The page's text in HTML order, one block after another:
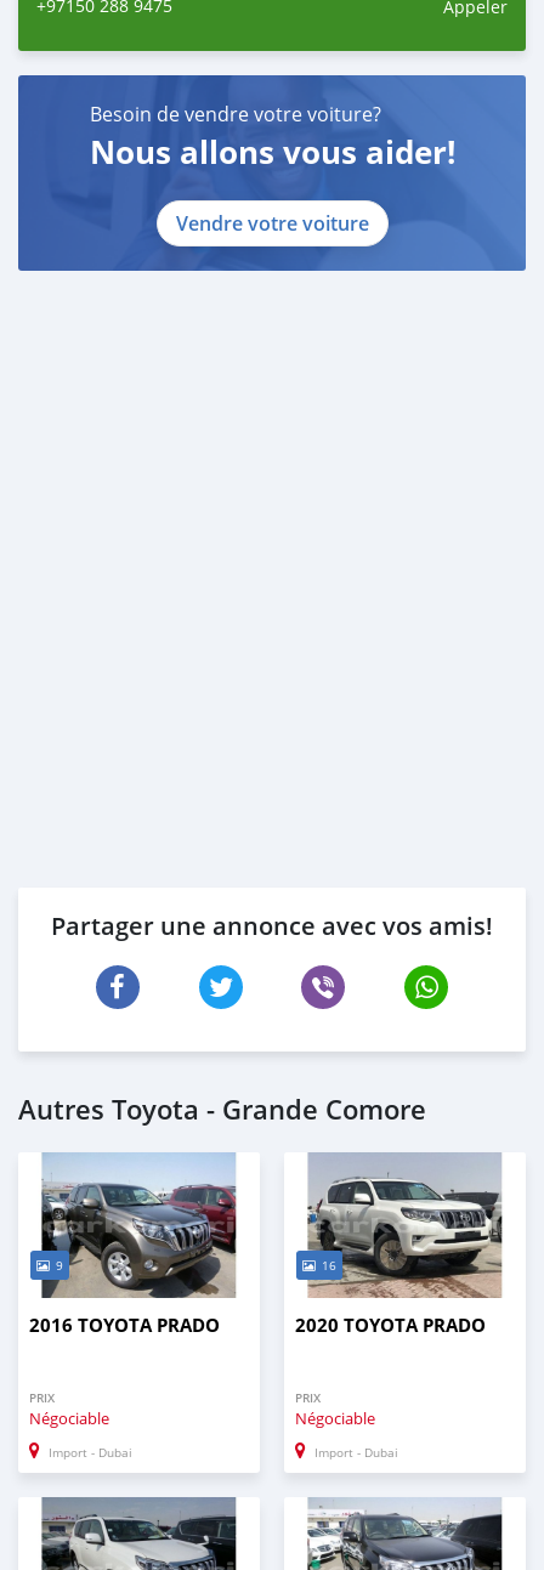
+97150 288 9475 Appeler
Besoin de vendre votre voiture?
Nous allons vous aider!
Vendre votre voiture
Partager une annonce avec vos amis!
Autres Toyota - Grande Comore
9
2016 TOYOTA PRADO
PRIX
Négociable
Import - Dubai
16
2020 TOYOTA PRADO
PRIX
Négociable
Import - Dubai